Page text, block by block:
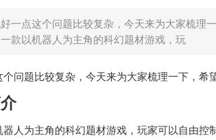
一点这个问题比较复杂，今天来为大家梳理
款以机器人为主角的科幻题材游戏，玩
问题比较复杂，今天来为大家梳理一下，希
器人为主角的科幻题材游戏，玩家可以自由